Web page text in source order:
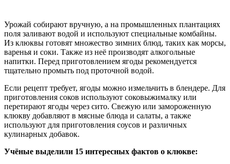
Урожай собирают вручную, а на промышленных плантациях
поля заливают водой и используют специальные комбайны.
Из клюквы готовят множество зимних блюд, таких как морсы,
варенья и соки. Также из неё производят алкогольные
напитки. Перед приготовлением ягоды рекомендуется
тщательно промыть под проточной водой.
Если рецепт требует, ягоды можно измельчить в блендере. Для
приготовления соков используют соковыжималку или
перетирают ягоды через сито. Свежую или замороженную
клюкву добавляют в мясные блюда и салаты, а также
используют для приготовления соусов и различных
кулинарных добавок.
Учёные выделили 15 интересных фактов о клюкве: